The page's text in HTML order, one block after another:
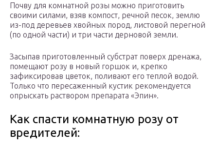
Почву для комнатной розы можно приготовить
своими силами, взяв компост, речной песок, землю
из-под деревьев хвойных пород, листовой перегной
(по одной части) и три части дерновой земли.
Засыпав приготовленный субстрат поверх дренажа,
помещают розу в новый горшок и, крепко
зафиксировав цветок, поливают его теплой водой.
Только что пересаженный кустик рекомендуется
опрыскать раствором препарата «Эпин».
Как спасти комнатную розу от
вредителей: